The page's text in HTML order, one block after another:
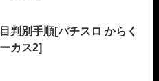
判別手順[パチスロ からく
カス2]